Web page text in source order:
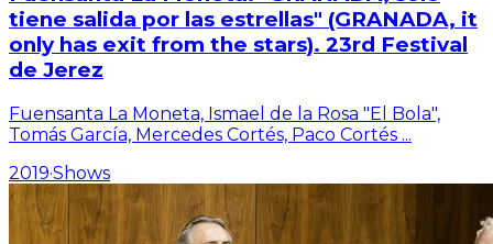
tiene salida por las estrellas" (GRANADA, it
only has exit from the stars). 23rd Festival
de Jerez
Fuensanta La Moneta, Ismael de la Rosa "El Bola",
Tomás García, Mercedes Cortés, Paco Cortés ...
2019·Shows